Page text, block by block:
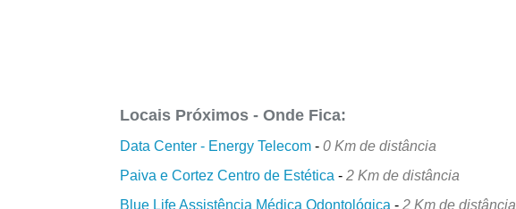
Locais Próximos - Onde Fica:
Data Center - Energy Telecom -0 Km de distância
Paiva e Cortez Centro de Estética -2 Km de distância
Blue Life Assistência Médica Odontológica -2 Km de distância